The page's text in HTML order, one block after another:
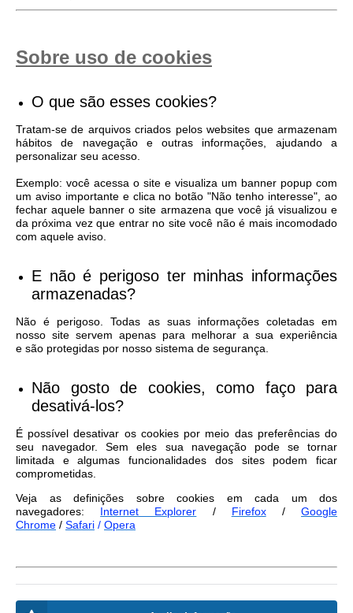
Sobre uso de cookies
O que são esses cookies?
Tratam-se de arquivos criados pelos websites que armazenam
hábitos de navegação e outras informações, ajudando a
personalizar seu acesso.
Exemplo: você acessa o site e visualiza um banner popup com
um aviso importante e clica no botão "Não tenho interesse", ao
fechar aquele banner o site armazena que você já visualizou e
da próxima vez que entrar no site você não é mais incomodado
com aquele aviso.
E não é perigoso ter minhas informações
armazenadas?
Não é perigoso. Todas as suas informações coletadas em
nosso site servem apenas para melhorar a sua experiência
e são protegidas por nosso sistema de segurança.
Não gosto de cookies, como faço para
desativá-los?
É possível desativar os cookies por meio das preferências do
seu navegador. Sem eles sua navegação pode se tornar
limitada e algumas funcionalidades dos sites podem ficar
comprometidas.
Veja as definições sobre cookies em cada um dos
navegadores: Internet Explorer / Firefox/Google
Chrome / Safari / Opera